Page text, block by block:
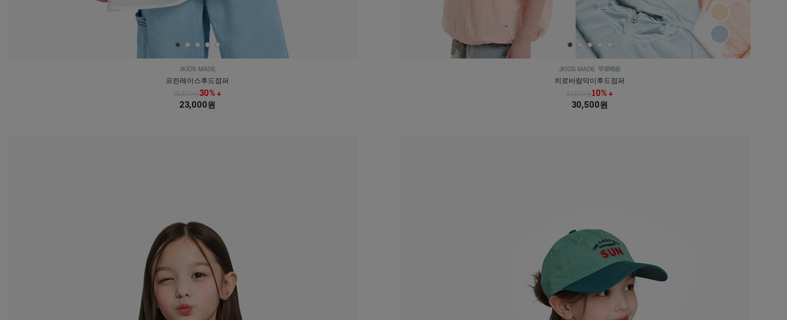
프린레이스후드점퍼
32,800원 30% ↓
23,000원
히로바람막이후드점퍼
33,800원10% ↓
30,500원